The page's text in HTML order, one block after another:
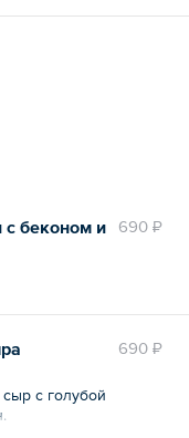
690 ₽
беконом и
690 ₽
с голубой